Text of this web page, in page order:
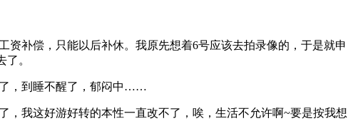
补偿，只能以后补休。我原先想着6号应该去拍录像的，于是就申
。
了，到睡不醒了，郁闷中……
我这好游好转的本性一直改不了，唉，生活不允许啊~要是按我想